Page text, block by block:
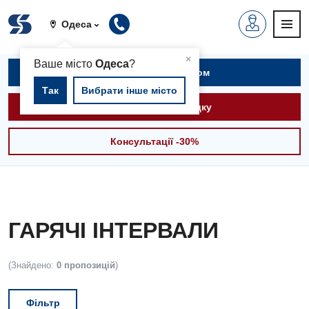
Одеса
×
Ваше містоОдеса?
Так Вибрати інше місто
Записатися на прийом
Викликати швидку
Консультації -30%
ГАРЯЧІ ІНТЕРВАЛИ
(Знайдено: 0 пропозицій)
Фільтр